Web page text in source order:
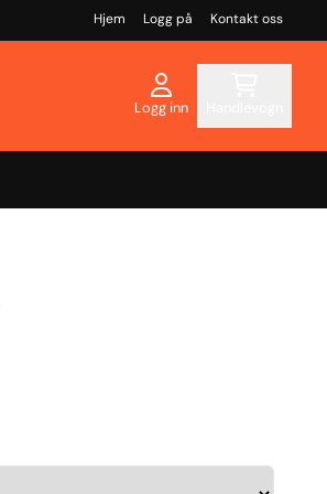
Hjem Logg på Kontakt oss
Logg inn